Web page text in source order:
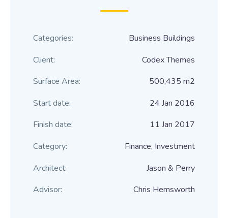
Categories:
Client:
Surface Area:
Start date:
Finish date:
Category:
Architect:
Advisor:
Business Buildings
Codex Themes
500,435 m2
24 Jan 2016
11 Jan 2017
Finance, Investment
Jason & Perry
Chris Hemsworth